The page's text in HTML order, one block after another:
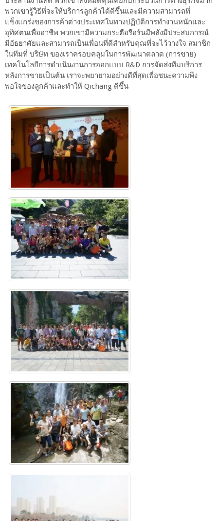
พวกเขารู้วิธีที่จะให้บริการลูกค้าได้ดีขึ้นและมีความสามารถที่
แข็งแกร่งของการค้าต่างประเทศในทางปฏิบัติการทำงานหนักและ
อุทิศตนเพื่ออาชีพ พวกเขามีความกระตือรือร้นมีพลังมีประสบการณ์
มีอัธยาศัยและสามารถเป็นเพื่อนที่ดีสำหรับคุณที่จะไว้วางใจ สมาชิก
ในทีมที่ บริษัท ของเราครอบคลุมในการพัฒนาตลาด (การขาย)
เทคโนโลยีการดำเนินงานการออกแบบ R&D การจัดส่งทีมบริการ
หลังการขายเป็นต้น เราจะพยายามอย่างดีที่สุดเพื่อชนะความพึง
พอใจของลูกค้าและทำให้ Qichang ดีขึ้น